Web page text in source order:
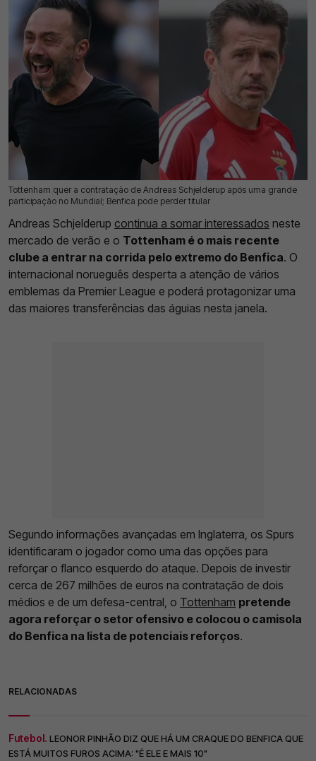
Tottenham quer a contratação de Andreas Schjelderup após uma grande
participação no Mundial; Benfica pode perder titular
19 Jul 2026 | 13:17 | 0
Andreas Schjelderup continua a somar interessados neste
mercado de verão e o Tottenham é o mais recente
clube a entrar na corrida pelo extremo do Benfica. O
internacional norueguês desperta a atenção de vários
emblemas da Premier League e poderá protagonizar uma
das maiores transferências das águias nesta janela.
Segundo informações avançadas em Inglaterra, os Spurs
identificaram o jogador como uma das opções para
reforçar o flanco esquerdo do ataque. Depois de investir
cerca de 267 milhões de euros na contratação de dois
médios e de um defesa-central, o Tottenham pretende
agora reforçar o setor ofensivo e colocou o camisola
do Benfica na lista de potenciais reforços.
RELACIONADAS
Futebol. LEONOR PINHÃO DIZ QUE HÁ UM CRAQUE DO BENFICA QUE
ESTÁ MUITOS FUROS ACIMA: "É ELE E MAIS 10"